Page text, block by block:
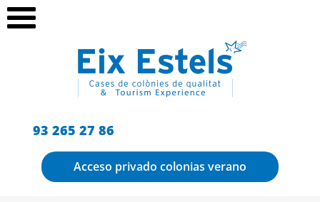
93 265 27 86
Acceso privado colonias verano